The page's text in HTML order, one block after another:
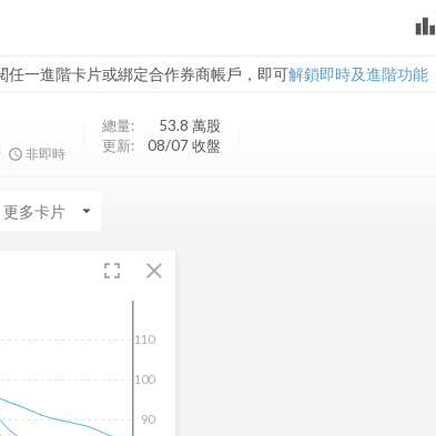
leaderboard
任一進階卡片或綁定合作券商帳戶，即可解鎖即時及進階功能
非即時
總量: 53.8 萬股
更新:
08/07 收盤
arrow_drop_down
fullscreen close
90
100
110